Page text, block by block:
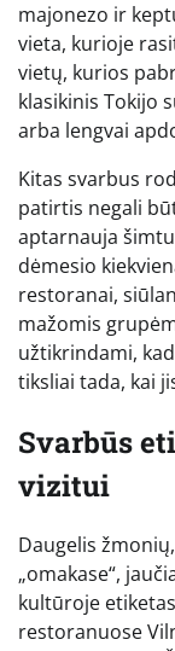
majonezo ir
vieta, kurioje
vietų, kurios
klasikinis Tokijo
arba lengvai
Kitas svarbus
patirtis negali
aptarnauja
dėmesio
restoranai,
mažomis
užtikrindami,
tiksliai tada, kai
Svarbūs
vizitui
Daugelis
„omakase“,
kultūroje
restoranuose